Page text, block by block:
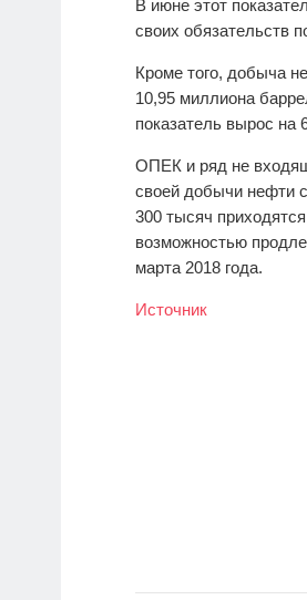
В июне этот
своих обязательств
Кроме того, добыча
10,95 миллиона
показатель вырос на
ОПЕК и ряд не
своей добычи нефти
300 тысяч
возможностью
марта 2018 года.
Источник